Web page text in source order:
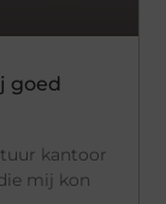
goed
kantoor
mij kon